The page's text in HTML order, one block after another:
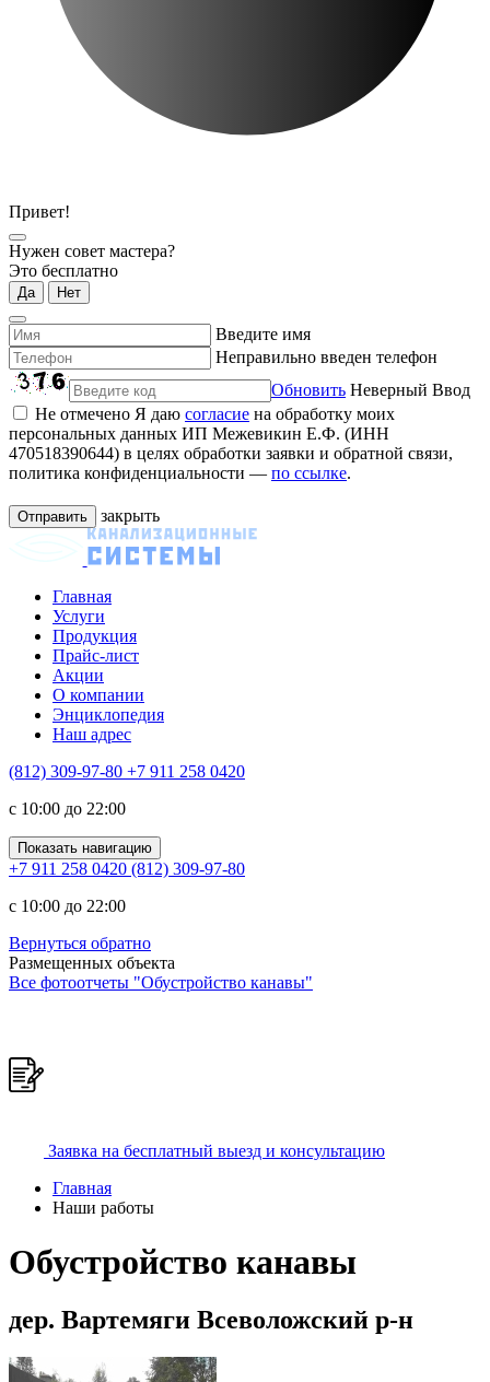
Привет!
Нужен совет мастера?
Это бесплатно
Да Нет
Введите имя
Неправильно введен телефон
Обновить Неверный Ввод
Не отмечено Я даю согласие на обработку моих
персональных данных ИП Межевикин Е.Ф. (ИНН
470518390644) в целях обработки заявки и обратной связи,
политика конфиденциальности — по ссылке.
закрыть
Главная
Услуги
Продукция
Прайс-лист
Акции
О компании
Энциклопедия
Наш адрес
(812) 309-97-80 +7 911 258 0420
c 10:00 до 22:00
Показать навигацию
+7 911 258 0420 (812) 309-97-80
c 10:00 до 22:00
Вернуться обратно
Размещенных объекта
Все фотоотчеты "Обустройство канавы"
Заявка на бесплатный выезд и консультацию
Главная
Наши работы
Обустройство канавы
дер. Вартемяги Всеволожский р-н